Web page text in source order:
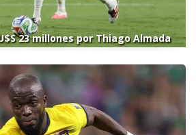
23 millones por Thiago Almada